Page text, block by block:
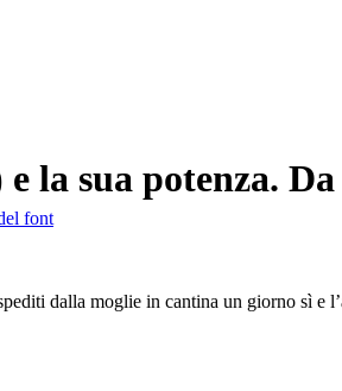
la sua potenza.
font
dalla moglie in cantina un giorno sì e